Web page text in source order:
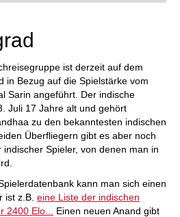
ist derzeit auf dem
in Bezug auf die Spielstärke vom
Sarin angeführt. Der indische
Juli 17 Jahre alt und gehört
zu den bekanntesten indischen
Überfliegern gibt es aber noch
Spieler, von denen man in
kann man sich einen
ist z.B. eine Liste der indischen
2400 Elo...
Einen neuen Anand gibt